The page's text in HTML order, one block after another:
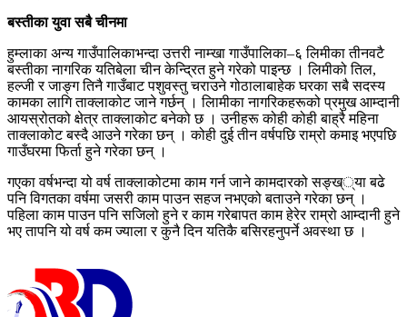
बस्तीका युवा सबै चीनमा
हुम्लाका अन्य गाउँपालिकाभन्दा उत्तरी नाम्खा गाउँपालिका–६ लिमीका तीनवटै
बस्तीका नागरिक यतिबेला चीन केन्द्रित हुने गरेको पाइन्छ । लिमीको तिल,
हल्जी र जाङ्ग तिनै गाउँबाट पशुवस्तु चराउने गोठालाबाहेक घरका सबै सदस्य
कामका लागि ताक्लाकोट जाने गर्छन् । लिामीका नागरिकहरूको प्रमुख आम्दानी
आयस्रोतको क्षेत्र ताक्लाकोट बनेको छ । उनीहरू कोही कोही बाह्रै महिना
ताक्लाकोट बस्दै आउने गरेका छन् । कोही दुई तीन वर्षपछि राम्रो कमाइ भएपछि
गाउँघरमा फिर्ता हुने गरेका छन् ।
गएका वर्षभन्दा यो वर्ष ताक्लाकोटमा काम गर्न जाने कामदारको सङ्ख््या बढे
पनि विगतका वर्षमा जसरी काम पाउन सहज नभएको बताउने गरेका छन् ।
पहिला काम पाउन पनि सजिलो हुने र काम गरेबापत काम हेरेर राम्रो आम्दानी हुने
भए तापनि यो वर्ष कम ज्याला र कुनै दिन यतिकै बसिरहनुपर्ने अवस्था छ ।